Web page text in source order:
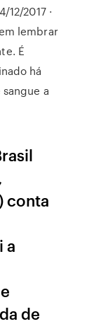
2017 ·
lembrar
É
há
a
conta
a
de